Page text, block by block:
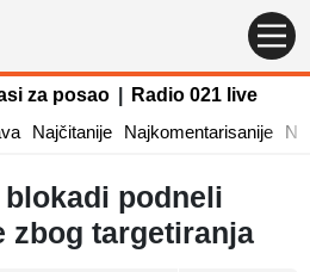
za posao
Radio 021 live
Najčitanije Najkomentarisanije
podneli
zbog targetiranja